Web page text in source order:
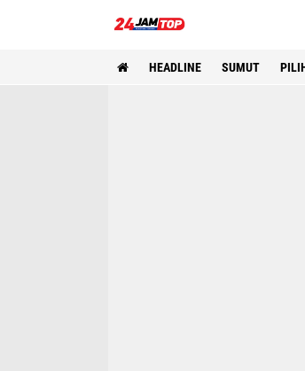
HEADLINE SUMUT